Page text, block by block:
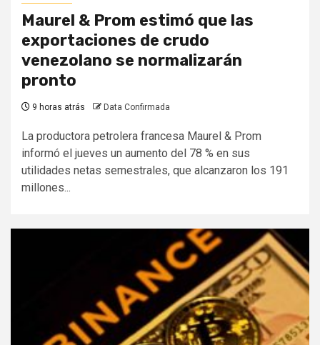
Maurel & Prom estimó que las
exportaciones de crudo
venezolano se normalizarán
pronto
9 horas atrás Data Confirmada
La productora petrolera francesa Maurel & Prom
informó el jueves un aumento del 78 % en sus
utilidades netas semestrales, que alcanzaron los 191
millones...